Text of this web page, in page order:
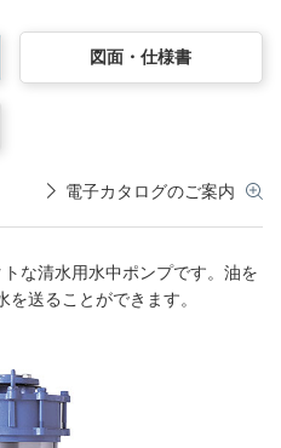
図面・仕様書
電子カタログのご案内
な清水用水中ポンプです。油を
送ることができます。